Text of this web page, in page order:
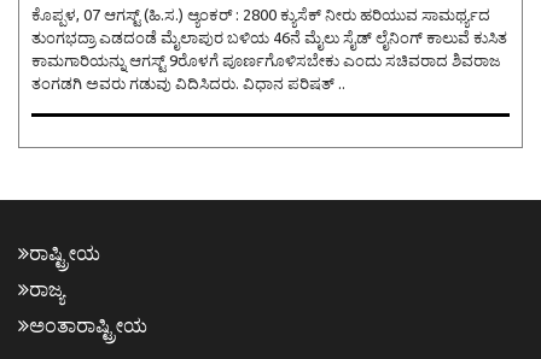
ಕೊಪ್ಪಳ, 07 ಆಗಸ್ಟ್ (ಹಿ.ಸ.) ಆ್ಯಂಕರ್ : 2800 ಕ್ಯುಸೆಕ್ ನೀರು ಹರಿಯುವ ಸಾಮರ್ಥ್ಯದ
ತುಂಗಭದ್ರಾ ಎಡದಂಡೆ ಮೈಲಾಪುರ ಬಳಿಯ 46ನೆ ಮೈಲು ಸೈಡ್ ಲೈನಿಂಗ್ ಕಾಲುವೆ ಕುಸಿತ
ಕಾಮಗಾರಿಯನ್ನು ಆಗಸ್ಟ್ 9ರೊಳಗೆ ಪೂರ್ಣಗೊಳಿಸಬೇಕು ಎಂದು ಸಚಿವರಾದ ಶಿವರಾಜ
ತಂಗಡಗಿ ಅವರು ಗಡುವು ವಿದಿಸಿದರು. ವಿಧಾನ ಪರಿಷತ್ ..
ರಾಷ್ಟ್ರೀಯ
ರಾಜ್ಯ
ಅಂತಾರಾಷ್ಟ್ರೀಯ